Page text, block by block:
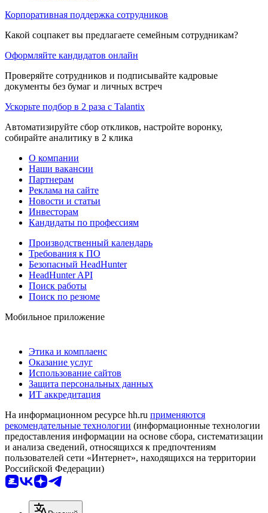
Корпоративная поддержка сотрудников
Какой соцпакет вы предлагаете семейным сотрудникам?
Оформляйте кандидатов онлайн
Проверяйте сотрудников и подписывайте кадровые
документы без бумаг и личных встреч
Ускорьте подбор в 2 раза с Talantix
Автоматизируйте сбор откликов, настройте воронку,
собирайте аналитику в 2 клика
О компании
Наши вакансии
Партнерам
Реклама на сайте
Новости и статьи
Инвесторам
Кандидаты по профессиям
Производственный календарь
Требования к ПО
Безопасный HeadHunter
HeadHunter API
Поиск работы
Поиск по резюме
Мобильное приложение
Этика и комплаенс
Оказание услуг
Использование сайтов
Защита персональных данных
ИТ аккредитация
На информационном ресурсе hh.ru применяются
рекомендательные технологии (информационные технологии
предоставления информации на основе сбора, систематизации
и анализа сведений, относящихся к предпочтениям
пользователей сети «Интернет», находящихся на территории
Российской Федерации)